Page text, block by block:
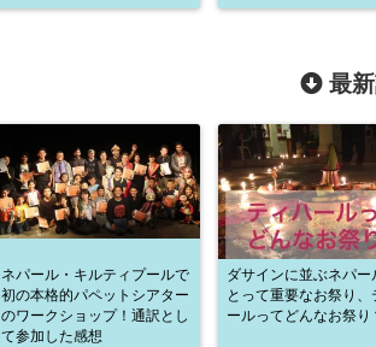
最
ネパール・キルティプールで
初の本格的パペットシアター
のワークショップ！通訳とし
て参加した感想
ダサインに並ぶネパー
とって重要なお祭り、
ールってどんなお祭り